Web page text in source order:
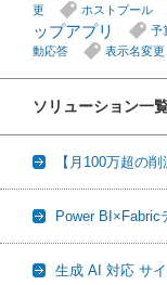
更
ホストプール
ップアプリ
予
動応答
表示名変更
ソリューション一
【月100万超の
Power BI×Fabric
生成 AI 対応 サ